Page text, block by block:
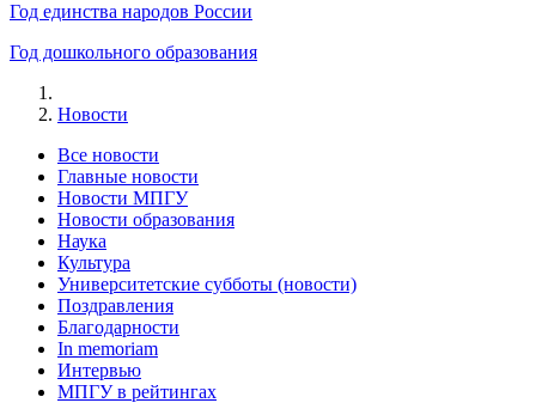
Год единства народов России
Год дошкольного образования
Новости
Все новости
Главные новости
Новости МПГУ
Новости образования
Наука
Культура
Университетские субботы (новости)
Поздравления
Благодарности
In memoriam
Интервью
МПГУ в рейтингах